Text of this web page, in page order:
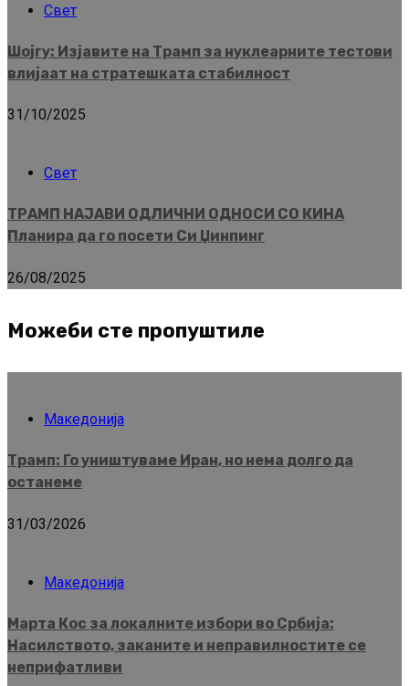
Свет
Шојгу: Изјавите на Трамп за нуклеарните тестови
влијаат на стратешката стабилност
31/10/2025
Свет
ТРАМП НАЈАВИ ОДЛИЧНИ ОДНОСИ СО КИНА
Планира да го посети Си Џинпинг
26/08/2025
Можеби сте пропуштиле
Македонија
Трамп: Го уништуваме Иран, но нема долго да
останеме
31/03/2026
Македонија
Марта Кос за локалните избори во Србија:
Насилството, заканите и неправилностите се
неприфатливи